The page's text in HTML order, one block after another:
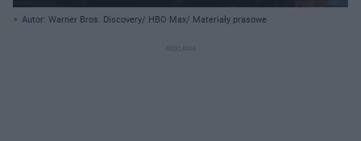
Autor: Warner Bros. Discovery/ HBO Max/ Materiały prasowe